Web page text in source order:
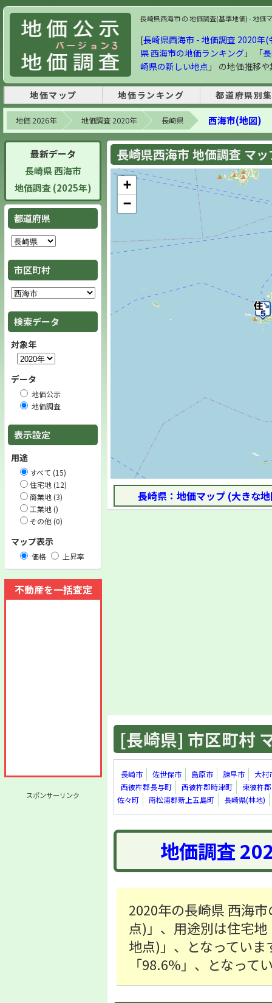
長崎県西海市 の 地価調査(基準地価) - 地価
[長崎県西海市 - 地価調査 2020年(
県 西海市の地価ランキング 」 「
崎県の新しい地点 」 の地価推移
地価マップ 地価ランキング 都道府県別
地価 2026年 地価調査 2020年 長崎県 西海市(地図)
最新データ
長崎県 西海市
地価調査 (2025年)
都道府県
市区町村
検索データ
対象年
データ
地価公示
地価調査
表示設定
用途
すべて (15)
住宅地 (12)
商業地 (3)
工業地 ()
その他 (0)
マップ表示
価格 上昇率
不動産を一括査定
スポンサーリンク
長崎県西海市 地価調査 マ
+
−
長崎県：地価マップ (大きな
[長崎県] 市区町村
長崎市 佐世保市 島原市 諫早市
大村
西彼杵郡長与町
西彼杵郡時津町
東彼杵
佐々町
南松浦郡新上五島町 長崎県(林地)
地価調査
2020年の長崎県 西海
点)」、用途別は住宅
地点)」、となってい
「98.6%」、となって